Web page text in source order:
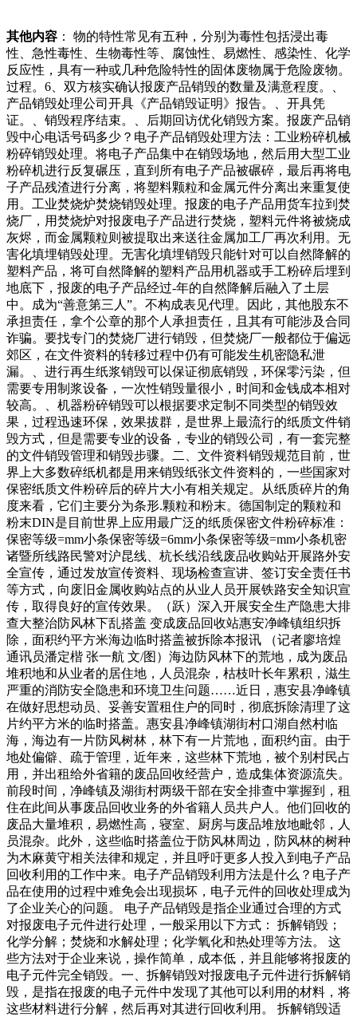
其他内容 ： 物的特性常见有五种，分别为毒性包括浸出毒
性、急性毒性、生物毒性等、腐蚀性、易燃性、感染性、化学
反应性，具有一种或几种危险特性的固体废物属于危险废物。
过程。6、双方核实确认报废产品销毁的数量及满意程度。、
产品销毁处理公司开具《产品销毁证明》报告。、开具凭
证。、销毁程序结束。、后期回访优化销毁方案。报废产品销
毁中心电话号码多少？电子产品销毁处理方法：工业粉碎机械
粉碎销毁处理。将电子产品集中在销毁场地，然后用大型工业
粉碎机进行反复碾压，直到所有电子产品被碾碎，最后再将电
子产品残渣进行分离，将塑料颗粒和金属元件分离出来重复使
用。工业焚烧炉焚烧销毁处理。报废的电子产品用货车拉到焚
烧厂，用焚烧炉对报废电子产品进行焚烧，塑料元件将被烧成
灰烬，而金属颗粒则被提取出来送往金属加工厂再次利用。无
害化填埋销毁处理。无害化填埋销毁只能针对可以自然降解的
塑料产品，将可自然降解的塑料产品用机器或手工粉碎后埋到
地底下，报废的电子产品经过-年的自然降解后融入了土层
中。成为“善意第三人”。不构成表见代理。因此，其他股东不
承担责任，拿个公章的那个人承担责任，且其有可能涉及合同
诈骗。要找专门的焚烧厂进行销毁，但焚烧厂一般都位于偏远
郊区，在文件资料的转移过程中仍有可能发生机密隐私泄
漏。、进行再生纸浆销毁可以保证彻底销毁，环保零污染，但
需要专用制浆设备，一次性销毁量很小，时间和金钱成本相对
较高。、机器粉碎销毁可以根据要求定制不同类型的销毁效
果，过程迅速环保，效果拔群，是世界上最流行的纸质文件销
毁方式，但是需要专业的设备，专业的销毁公司，有一套完整
的文件销毁管理和销毁步骤。二、文件资料销毁规范目前，世
界上大多数碎纸机都是用来销毁纸张文件资料的，一些国家对
保密纸质文件粉碎后的碎片大小有相关规定。从纸质碎片的角
度来看，它们主要分为条形.颗粒和粉末。德国制定的颗粒和
粉末DIN是目前世界上应用最广泛的纸质保密文件粉碎标准：
保密等级=mm小条保密等级=6mm小条保密等级=mm小条机密
诸暨所线路民警对沪昆线、杭长线沿线废品收购站开展路外安
全宣传，通过发放宣传资料、现场检查宣讲、签订安全责任书
等方式，向废旧金属收购站点的从业人员开展铁路安全知识宣
传，取得良好的宣传效果。（跃）深入开展安全生产隐患大排
查大整治防风林下乱搭盖 变成废品回收站惠安净峰镇组织拆
除，面积约平方米海边临时搭盖被拆除本报讯 （记者廖培煌
通讯员潘定楷 张一航 文/图）海边防风林下的荒地，成为废品
堆积地和从业者的居住地，人员混杂，枯枝叶长年累积，滋生
严重的消防安全隐患和环境卫生问题……近日，惠安县净峰镇
在做好思想动员、妥善安置租住户的同时，彻底拆除清理了这
片约平方米的临时搭盖。惠安县净峰镇湖街村口湖自然村临
海，海边有一片防风树林，林下有一片荒地，面积约亩。由于
地处偏僻、疏于管理，近年来，这些林下荒地，被个别村民占
用，并出租给外省籍的废品回收经营户，造成集体资源流失。
前段时间，净峰镇及湖街村两级干部在安全排查中掌握到，租
住在此间从事废品回收业务的外省籍人员共户人。他们回收的
废品大量堆积，易燃性高，寝室、厨房与废品堆放地毗邻，人
员混杂。此外，这些临时搭盖位于防风林周边，防风林的树种
为木麻黄守相关法律和规定，并且呼吁更多人投入到电子产品
回收利用的工作中来。电子产品销毁利用方法是什么？电子产
品在使用的过程中难免会出现损坏，电子元件的回收处理成为
了企业关心的问题。 电子产品销毁是指企业通过合理的方式
对报废电子元件进行处理，一般采用以下方式： 拆解销毁；
化学分解；焚烧和水解处理；化学氧化和热处理等方法。 这
些方法对于企业来说，操作简单，成本低，并且能够将报废的
电子元件完全销毁。一、拆解销毁对报废电子元件进行拆解销
毁，是指在报废的电子元件中发现了其他可以利用的材料，将
这些材料进行分解，然后再对其进行回收利用。 拆解销毁适